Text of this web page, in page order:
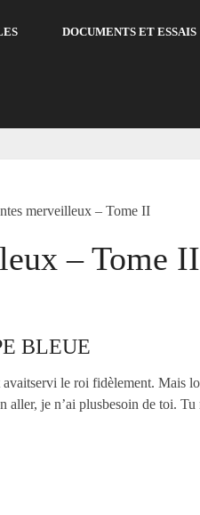
DOCUMENTS ET ESSAIS
merveilleux – Tome II
– Tome II
BLEUE
le roi fidèlement. Mais
aller, je n’ai plusbesoin de toi.